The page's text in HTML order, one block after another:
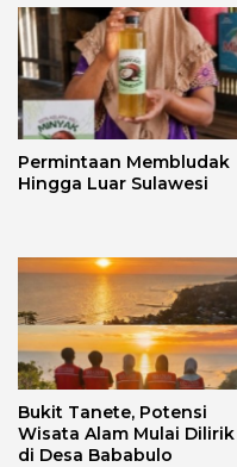
Permintaan Membludak
Hingga Luar Sulawesi
Bukit Tanete, Potensi
Wisata Alam Mulai Dilirik
di Desa Bababulo